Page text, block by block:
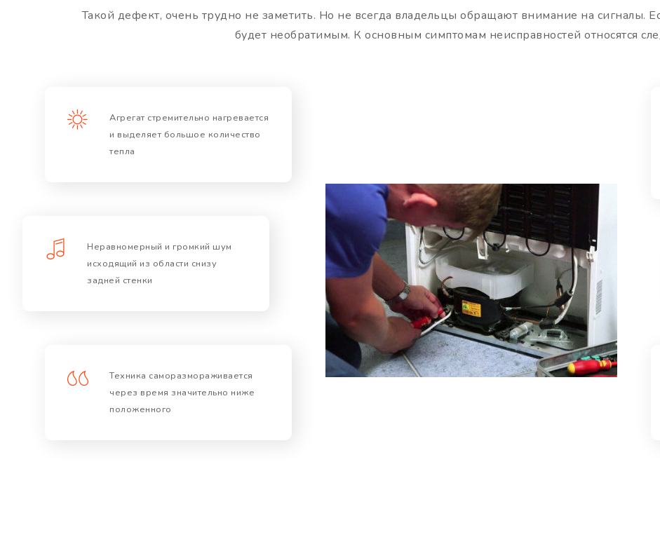
Такой дефект, очень трудно не заметить. Но не всегда владельцы обращают внимание на сигналы.
будет необратимым. К основным симптомам неисправностей относятся
Агрегат стремительно нагревается
и выделяет большое количество
тепла
Неравномерный и громкий шум
исходящий из области снизу
задней стенки
Техника саморазмораживается
через время значительно ниже
положенного